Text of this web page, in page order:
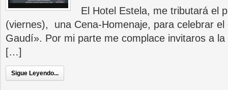
El Hotel Estela, me tributará el
(viernes), una Cena-Homenaje, para celebrar el
Gaudí». Por mi parte me complace invitaros a
[…]
Sigue Leyendo...